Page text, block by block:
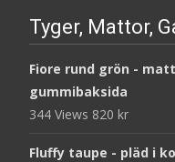
Tyger, Mattor,
Fiore rund grön -
gummibaksida
344 Views 820 kr
Fluffy taupe - pläd i